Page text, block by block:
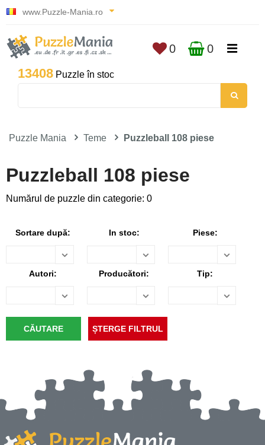
www.Puzzle-Mania.ro
13408 Puzzle în stoc
0 0
Puzzle Mania Teme Puzzleball 108 piese
Puzzleball 108 piese
Numărul de puzzle din categorie: 0
Sortare după: In stoc: Piese:
Autori: Producători: Tip: